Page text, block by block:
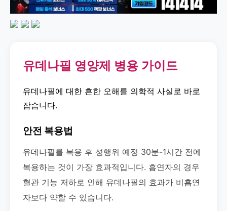
유데나필 영양제 병용 가이드
유데나필에 대한 흔한 오해를 의학적 사실로 바로
잡습니다.
안전 복용법
유데나필를 복용 후 성행위 예정 30분-1시간 전에
복용하는 것이 가장 효과적입니다. 흡연자의 경우
혈관 기능 저하로 인해 유데나필의 효과가 비흡연
자보다 약할 수 있습니다.